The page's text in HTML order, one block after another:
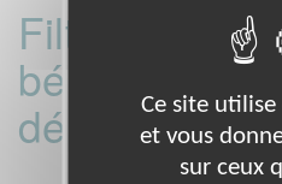
Filtrer les
bénévoles
département
Ce site utilise
et vous
sur ceux